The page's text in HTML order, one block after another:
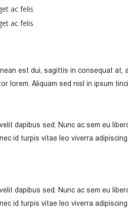
ac felis
ac felis
est dui, sagittis in consequat
lorem. Aliquam sed nisl in ipsum
dapibus sed. Nunc ac sem eu
id turpis vitae leo viverra
dapibus sed. Nunc ac sem eu
id turpis vitae leo viverra